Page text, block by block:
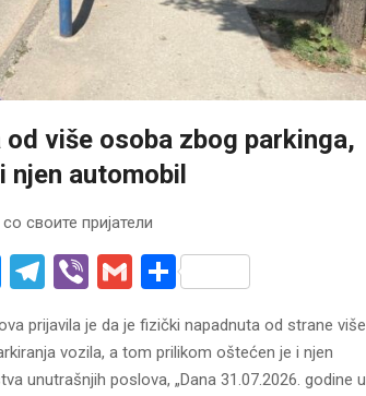
više osoba zbog parkinga,
njen automobil
своите пријатели
Messenger
Telegram
ViberGmailShare
prijavila je da je fizički napadnuta od strane više
vozila, a tom prilikom oštećen je i njen
unutrašnjih poslova, „Dana 31.07.2026. godine u